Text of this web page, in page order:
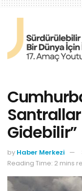
Gidebilir”
by Haber Merkezi
Reading Time: 2 mins